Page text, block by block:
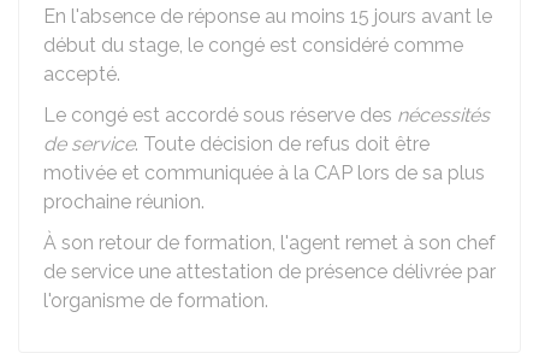
En l'absence de réponse au moins 15 jours avant le
début du stage, le congé est considéré comme
accepté.
Le congé est accordé sous réserve des nécessités
de service. Toute décision de refus doit être
motivée et communiquée à la CAP lors de sa plus
prochaine réunion.
À son retour de formation, l'agent remet à son chef
de service une attestation de présence délivrée par
l'organisme de formation.